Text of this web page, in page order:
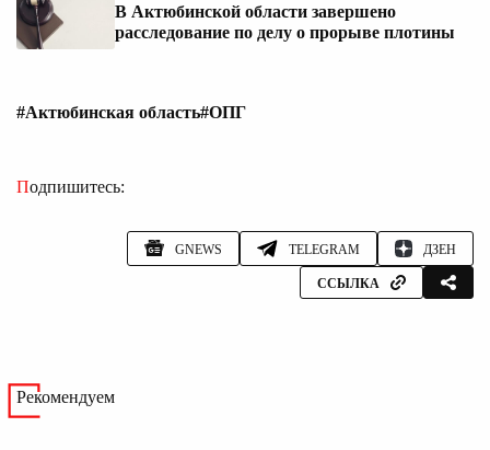
В Актюбинской области завершено
расследование по делу о прорыве плотины
#Актюбинская область#ОПГ
Подпишитесь:
GNEWS TELEGRAM ДЗЕН
ССЫЛКА
Рекомендуем